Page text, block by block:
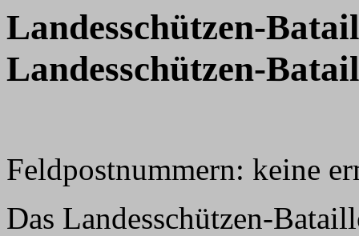
Landesschützen-
Landesschützen-
Feldpostnummern: keine
Das Landesschützen-